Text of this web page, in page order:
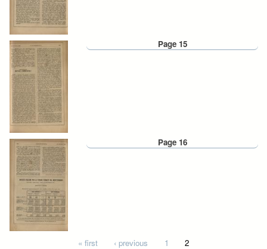
Page 15
Page 16
« first ‹ previous 1 2